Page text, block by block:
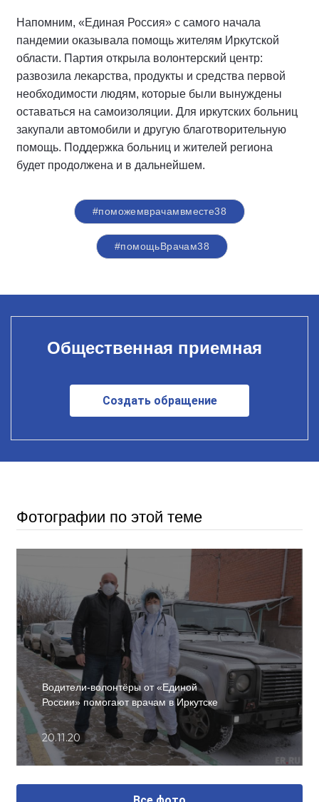
Напомним, «Единая Россия» с самого начала
пандемии оказывала помощь жителям Иркутской
области. Партия открыла волонтерский центр:
развозила лекарства, продукты и средства первой
необходимости людям, которые были вынуждены
оставаться на самоизоляции. Для иркутских больниц
закупали автомобили и другую благотворительную
помощь. Поддержка больниц и жителей региона
будет продолжена и в дальнейшем.
#поможемврачамвместе38
#помощьВрачам38
Общественная приемная
Создать обращение
Фотографии по этой теме
Водители-волонтёры от «Единой
России» помогают врачам в Иркутске
20.11.20